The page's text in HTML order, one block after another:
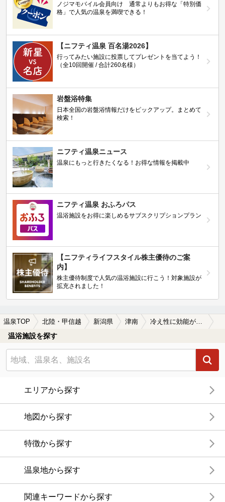
ノジマモバイル会員向け 通常よりもお得な「特別価
格」で人気の温泉を満喫できる！
【ニフティ温泉 百名湯2026】
行ってみたい施設に投票してプレゼントを当てよう！
（全10回開催 / 合計260名様）
岩盤浴特集
日本全国の岩盤浴情報だけをピックアップ。まとめて
検索！
ニフティ温泉ニュース
温泉にもっと行きたくなる！お得な情報を掲載中
ニフティ温泉 おふろパス
温浴施設をお得に楽しめるサブスクリプションプラン
【ニフティライフスタイル株主優待のご案
内】
株主優待制度で人気の温浴施設に行こう！対象施設が
拡充されました！
温泉TOP 北陸・甲信越 新潟県 津南 冷え性に効能がある津南の温泉、日帰り温泉、スーパー銭湯おすすめ
温浴施設を探す
エリアから探す
地図から探す
特徴から探す
温泉地から探す
関連キーワードから探す